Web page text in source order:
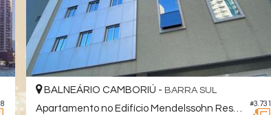
#3.731
BALNEÁRIO CAMBORIÚ - BARRA SUL